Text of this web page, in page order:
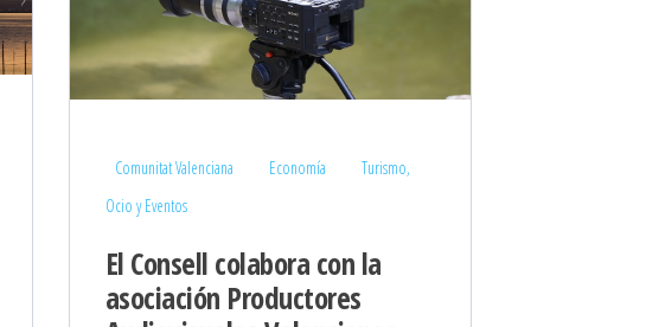
Comunitat Valenciana Economía
Turismo,
Ocio y Eventos
El Consell colabora con la
asociación Productores